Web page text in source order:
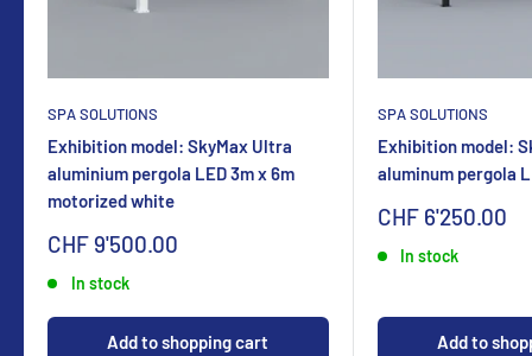
SPA SOLUTIONS
Exhibition model: SkyMax Ultra
aluminium pergola LED 3m x 6m
motorized white
Sonderpreis
CHF 9'500.00
In stock
Add to shopping cart
SPA SOLUTIONS
Exhibition model:
aluminum pergola
Sonderpreis
CHF 6'250.00
In stock
Add to